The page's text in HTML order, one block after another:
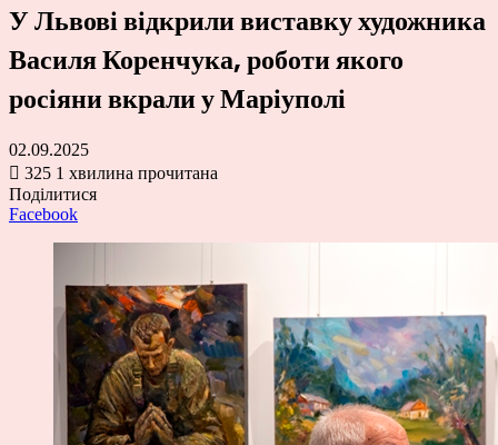
У Львові відкрили виставку художника
Василя Коренчука, роботи якого
росіяни вкрали у Маріуполі
02.09.2025
325 1 хвилина прочитана
Поділитися
Facebook